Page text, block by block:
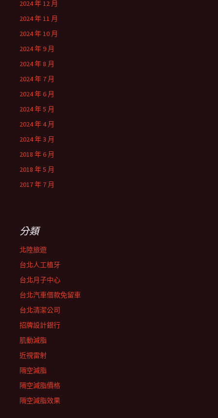
2024 年 12 月
2024 年 11 月
2024 年 10 月
2024 年 9 月
2024 年 8 月
2024 年 7 月
2024 年 6 月
2024 年 5 月
2024 年 4 月
2024 年 3 月
2018 年 6 月
2018 年 5 月
2017 年 7 月
分類
北陸旅遊
台北人工植牙
台北月子中心
台北汽車借款免留車
台北清潔公司
招牌設計銀行
肌動減脂
近視雷射
隔空減脂
隔空減脂價格
隔空減脂效果